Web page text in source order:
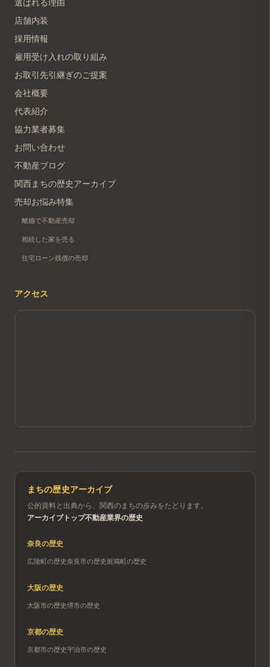
店舗内装
採用情報
雇用受け入れの取り組み
お取引先引継ぎのご提案
会社概要
代表紹介
協力業者募集
お問い合わせ
不動産ブログ
関西まちの歴史アーカイブ
売却お悩み特集
離婚で不動産売却
相続した家を売る
住宅ローン残債の売却
アクセス
まちの歴史アーカイブ
公的資料と出典から、関西のまちの歩みをたどります。
アーカイブトップ不動産業界の歴史
奈良の歴史
広陵町の歴史奈良市の歴史斑鳩町の歴史
大阪の歴史
大阪市の歴史堺市の歴史
京都の歴史
京都市の歴史宇治市の歴史